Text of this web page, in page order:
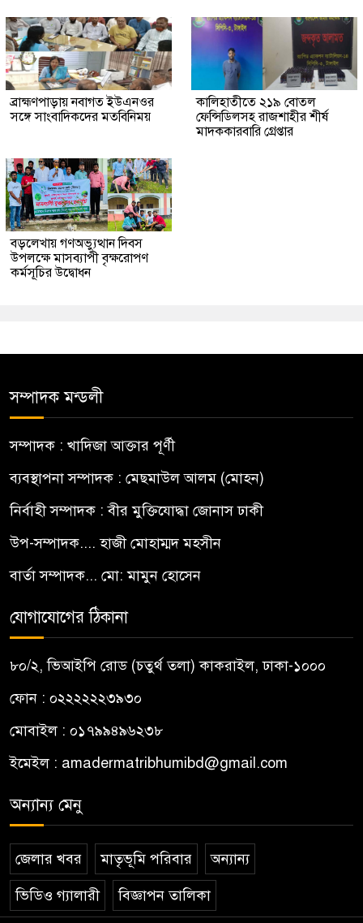
ব্রাহ্মণপাড়ায় নবাগত ইউএনওর
সঙ্গে সাংবাদিকদের মতবিনিময়
কালিহাতীতে ২১৯ বোতল
ফেন্সিডিলসহ রাজশাহীর শীর্ষ
মাদককারবারি গ্রেপ্তার
বড়লেখায় গণঅভ্যুত্থান দিবস
উপলক্ষে মাসব্যাপী বৃক্ষরোপণ
কর্মসূচির উদ্বোধন
সম্পাদক মন্ডলী
সম্পাদক : খাদিজা আক্তার পূর্ণী
ব্যবস্থাপনা সম্পাদক : মেছমাউল আলম (মোহন)
নির্বাহী সম্পাদক : বীর মুক্তিযোদ্ধা জোনাস ঢাকী
উপ-সম্পাদক.... হাজী মোহাম্মদ মহসীন
বার্তা সম্পাদক... মো: মামুন হোসেন
যোগাযোগের ঠিকানা
৮০/২, ভিআইপি রোড (চতুর্থ তলা) কাকরাইল, ঢাকা-১০০০
ফোন : ০২২২২২২৩৯৩০
মোবাইল : ০১৭৯৯৪৯৬২৩৮
ইমেইল : amadermatribhumibd@gmail.com
অন্যান্য মেনু
জেলার খবর মাতৃভূমি পরিবার অন্যান্য
ভিডিও গ্যালারী বিজ্ঞাপন তালিকা